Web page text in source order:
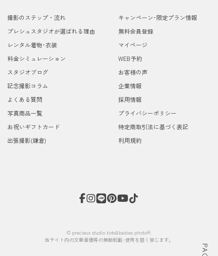
撮影のステップ・流れ
プレシュスタジオが選ばれる理由
レンタル着物･衣装
料金シミュレーション
スタジオブログ
記念撮影コラム
よくある質問
写真商品一覧
お祝いギフトカード
出張撮影(鎌倉)
キャンペーン･限定プラン情報
無料会員登録
マイページ
WEB予約
お客様の声
企業情報
採用情報
プライバシーポリシー
特定商取引法に基づく表記
利用規約
© precieux studio kids&babies photo®.
当サイト内の文章画像等の無断転載･使用を固く禁じます。